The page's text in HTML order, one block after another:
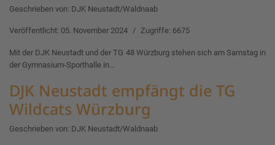
Geschrieben von: DJK Neustadt/Waldnaab
Veröffentlicht: 05. November 2024 Zugriffe: 6675
Mit der DJK Neustadt und der TG 48 Würzburg stehen sich am Samstag in
der Gymnasium-Sporthalle in...
DJK Neustadt empfängt die TG
Wildcats Würzburg
Geschrieben von: DJK Neustadt/Waldnaab